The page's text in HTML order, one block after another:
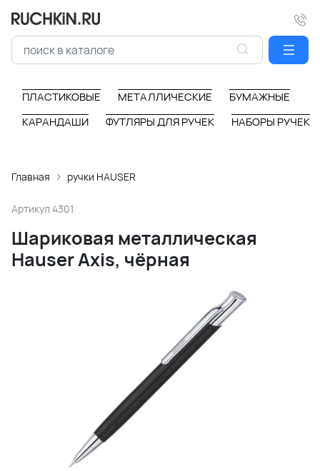
ПЛАСТИКОВЫЕ МЕТАЛЛИЧЕСКИЕ
БУМАЖНЫЕ
КАРАНДАШИ
ФУТЛЯРЫ ДЛЯ РУЧЕК НАБОРЫ РУЧЕК
Главная ручки HAUSER
Артикул 4301
Шариковая металлическая
Hauser Axis, чёрная